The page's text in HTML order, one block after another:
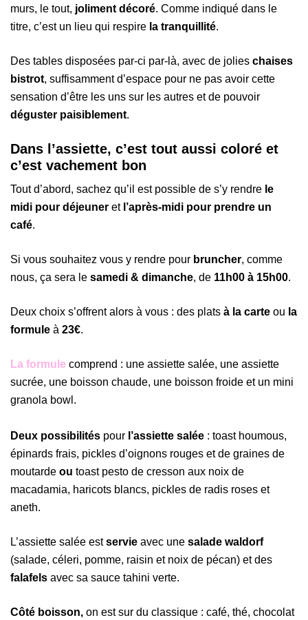
murs, le tout, joliment décoré. Comme indiqué dans le
titre, c’est un lieu qui respire la tranquillité.
Des tables disposées par-ci par-là, avec de jolies chaises
bistrot, suffisamment d’espace pour ne pas avoir cette
sensation d’être les uns sur les autres et de pouvoir
déguster paisiblement.
Dans l’assiette, c’est tout aussi coloré et
c’est vachement bon
Tout d’abord, sachez qu’il est possible de s’y rendre le
midi pour déjeuner etl’après-midi pour prendre un
café.
Si vous souhaitez vous y rendre pour bruncher, comme
nous, ça sera le samedi & dimanche, de 11h00 à 15h00.
Deux choix s’offrent alors à vous : des plats à la carte ou la
formule à 23€.
La formule comprend : une assiette salée, une assiette
sucrée, une boisson chaude, une boisson froide et un mini
granola bowl.
Deux possibilités pour l’assiette salée : toast houmous,
épinards frais, pickles d’oignons rouges et de graines de
moutarde ou toast pesto de cresson aux noix de
macadamia, haricots blancs, pickles de radis roses et
aneth.
L’assiette salée estservie avec une salade waldorf
(salade, céleri, pomme, raisin et noix de pécan) et des
falafels avec sa sauce tahini verte.
Côté boisson, on est sur du classique : café, thé, chocolat